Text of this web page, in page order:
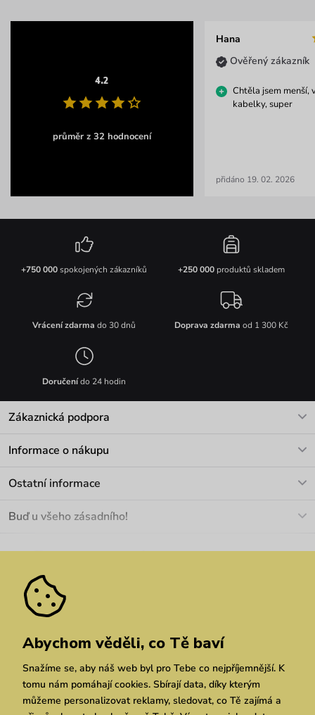
4.2
průměr z 32 hodnocení
Hana
Ověřený zákazník
Chtěla jsem menší,
kabelky, super
přidáno 19. 02. 2026
+750 000spokojených zákazníků +250 000produktů skladem
Vrácení zdarma do 30 dnů Doprava zdarma od 1 300 Kč
Doručenído 24 hodin
Zákaznická podpora
Informace o nákupu
Materiály a údržba
Pozáruční opravy
Ostatní informace
Velkoobchod
We Care
Dárkové poukazy
Vuchlook
Prodejny
Praha Brno Chrudim
Buď u všeho zásadního!
Zásady ochrany osobních údajů
Abychom věděli, co Tě baví
Snažíme se, aby náš web byl pro Tebe co nejpříjemnější. K
tomu nám pomáhají cookies. Sbírají data, díky kterým
můžeme personalizovat reklamy, sledovat, co Tě zajímá a